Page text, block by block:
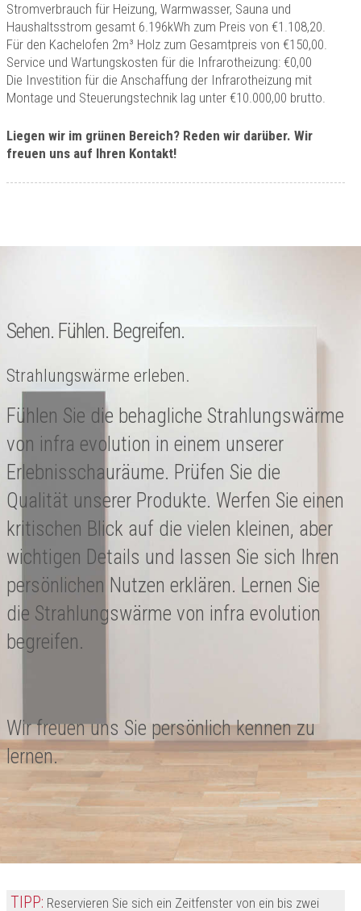
Stromverbrauch für Heizung, Warmwasser, Sauna und
Haushaltsstrom gesamt 6.196kWh zum Preis von €1.108,20.
Für den Kachelofen 2m³ Holz zum Gesamtpreis von €150,00.
Service und Wartungskosten für die Infrarotheizung: €0,00
Die Investition für die Anschaffung der Infrarotheizung mit
Montage und Steuerungstechnik lag unter €10.000,00 brutto.
Liegen wir im grünen Bereich? Reden wir darüber. Wir
freuen uns auf Ihren Kontakt!
Sehen. Fühlen. Begreifen.
Strahlungswärme erleben.
Fühlen Sie die behagliche Strahlungswärme
von infra evolution in einem unserer
Erlebnisschauräume. Prüfen Sie die
Qualität unserer Produkte. Werfen Sie einen
kritischen Blick auf die vielen kleinen, aber
wichtigen Details und lassen Sie sich Ihren
persönlichen Nutzen erklären. Lernen Sie
die Strahlungswärme von infra evolution
begreifen.
Wir freuen uns Sie persönlich kennen zu
lernen.
TIPP: Reservieren Sie sich ein Zeitfenster von ein bis zwei